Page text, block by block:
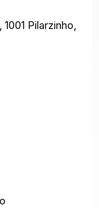
Pilarzinho,